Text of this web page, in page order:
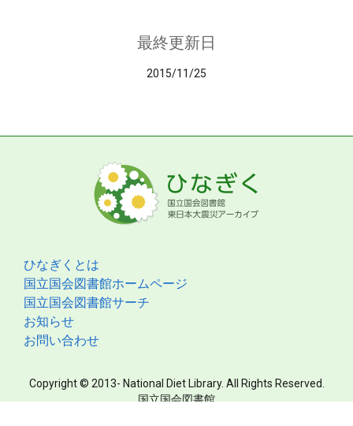
最終更新日
2015/11/25
ひなぎくとは
国立国会図書館ホームページ
国立国会図書館サーチ
お知らせ
お問い合わせ
Copyright © 2013- National Diet Library. All Rights Reserved.